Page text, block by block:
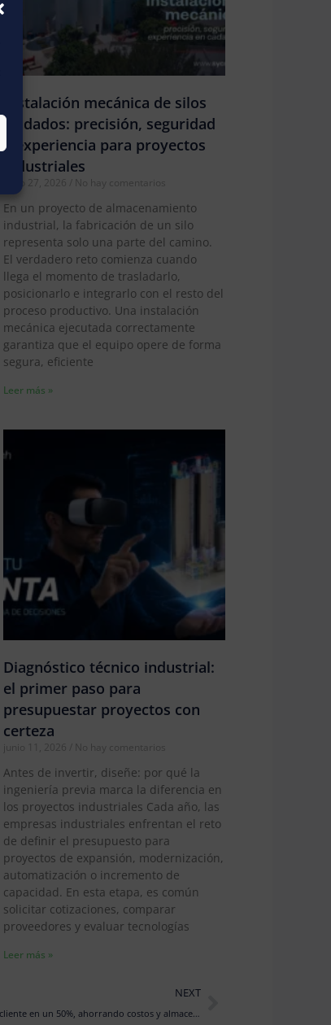
Instalación mecánica de silos
soldados: precisión, seguridad
y experiencia para proyectos
industriales
junio 27, 2026 No hay comentarios
En un proyecto de almacenamiento
industrial, la fabricación de un silo
representa solo una parte del camino.
El verdadero reto comienza cuando
llega el momento de trasladarlo,
posicionarlo e integrarlo con el resto del
proceso productivo. Una instalación
mecánica ejecutada correctamente
garantiza que el equipo opere de forma
segura, eficiente
Leer más »
Diagnóstico técnico industrial:
el primer paso para
presupuestar proyectos con
certeza
junio 11, 2026 No hay comentarios
Antes de invertir, diseñe: por qué la
ingeniería previa marca la diferencia en
los proyectos industriales Cada año, las
empresas industriales enfrentan el reto
de definir el presupuesto para
proyectos de expansión, modernización,
automatización o incremento de
capacidad. En esta etapa, es común
solicitar cotizaciones, comparar
proveedores y evaluar tecnologías
Leer más »
NEXT
Mejoramos la eficiencia de producción de nuestro cliente en un 50%, ahorrando costos y almacenando dos materias primas distintas en el mismo silo
Next